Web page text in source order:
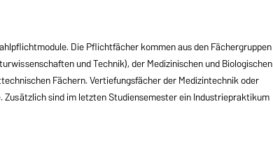
Die Pflichtfächer kommen aus den Fächergruppen
und Technik), der Medizinischen und Biologischen
Fächern. Vertiefungsfächer der Medizintechnik oder
sind im letzten Studiensemester ein Industriepraktikum